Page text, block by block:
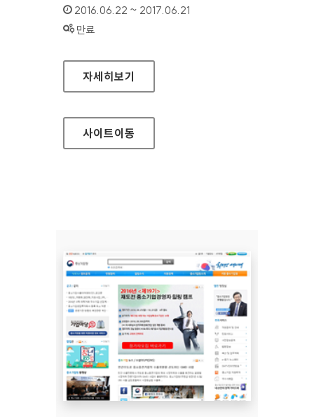
인증기간 :
2016.06.22 ~ 2017.06.21
상태 :
만료
KDB캐피탈 신용카드(기업) 대표 홈페이지
자세히보기
사이트이동